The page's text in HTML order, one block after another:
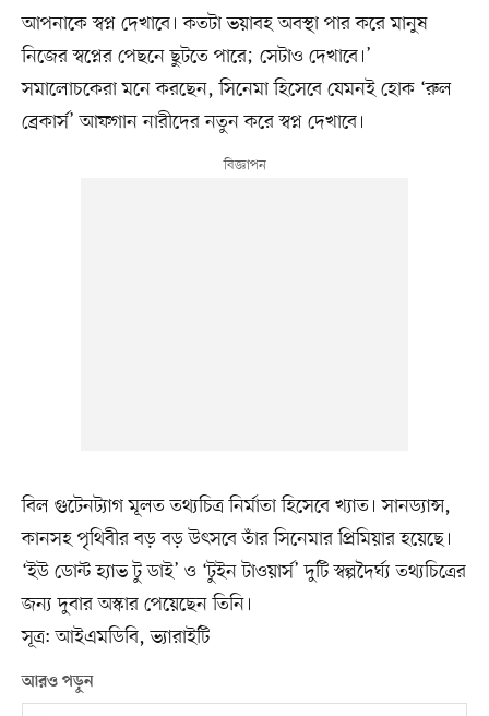
আপনাকে স্বপ্ন দেখাবে। কতটা ভয়াবহ অবস্থা পার করে মানুষ
নিজের স্বপ্নের পেছনে ছুটতে পারে; সেটাও দেখাবে।’
সমালোচকেরা মনে করছেন, সিনেমা হিসেবে যেমনই হোক ‘রুল
ব্রেকার্স’ আফগান নারীদের নতুন করে স্বপ্ন দেখাবে।
বিল গুটেনট্যাগ মূলত তথ্যচিত্র নির্মাতা হিসেবে খ্যাত। সানড্যান্স,
কানসহ পৃথিবীর বড় বড় উৎসবে তাঁর সিনেমার প্রিমিয়ার হয়েছে।
‘ইউ ডোন্ট হ্যাভ টু ডাই’ ও ‘টুইন টাওয়ার্স’ দুটি স্বল্পদৈর্ঘ্য তথ্যচিত্রের
জন্য দুবার অস্কার পেয়েছেন তিনি।
সূত্র: আইএমডিবি, ভ্যারাইটি
আরও পড়ুন